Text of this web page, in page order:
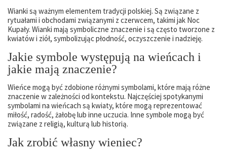
Wianki są ważnym elementem tradycji polskiej. Są związane z
rytuałami i obchodami związanymi z czerwcem, takimi jak Noc
Kupały. Wianki mają symboliczne znaczenie i są często tworzone z
kwiatów i ziół, symbolizując płodność, oczyszczenie i nadzieję.
Jakie symbole występują na wieńcach i
jakie mają znaczenie?
Wieńce mogą być zdobione różnymi symbolami, które mają różne
znaczenie w zależności od kontekstu. Najczęściej spotykanymi
symbolami na wieńcach są kwiaty, które mogą reprezentować
miłość, radość, żałobę lub inne uczucia. Inne symbole mogą być
związane z religią, kulturą lub historią.
Jak zrobić własny wieniec?